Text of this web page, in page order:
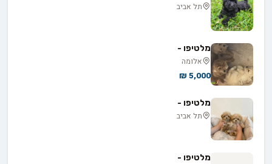
תל אביב
מלטיפו -
אלומה
5,000 ₪
מלטיפו -
תל אביב
מלטיפו -